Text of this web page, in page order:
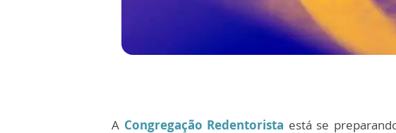
A Congregação Redentorista está se